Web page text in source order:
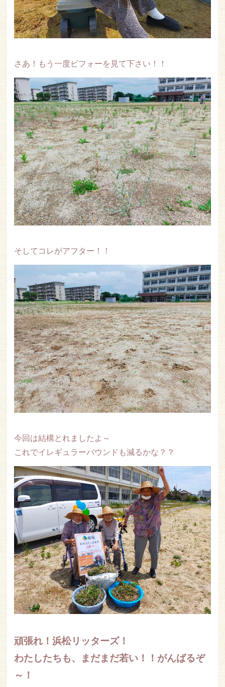
さあ！もう一度ビフォーを見て下さい！！
そしてコレがアフター！！
今回は結構とれましたよ～
これでイレギュラーバウンドも減るかな？？
頑張れ！浜松リッターズ！
わたしたちも、まだまだ若い！！がんばるぞ
～！